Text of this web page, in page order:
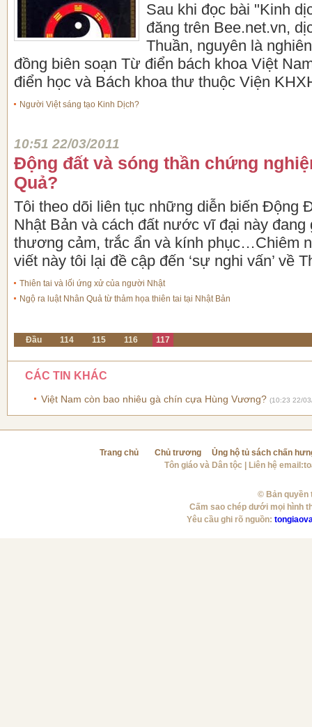
Sau khi đọc bài "Kinh
đăng trên Bee.net.vn,
Thuần, nguyên là
đồng biên soạn Từ điển bách khoa Việt
điển học và Bách khoa thư thuộc Viện
Người Việt sáng tạo Kinh Dịch?
10:51 22/03/2011
Động đất và sóng thần chứng
Quả?
Tôi theo dõi liên tục những diễn biến Động
Nhật Bản và cách đất nước vĩ đại này đang
thương cảm, trắc ẩn và kính phục…Chiêm
viết này tôi lại đề cập đến ‘sự nghi vấn’ về
Thiên tai và lối ứng xử của người Nhật
Ngộ ra luật Nhân Quả từ thảm họa thiên tai tại Nhật Bản
Đầu 114 115 116 117
CÁC TIN KHÁC
Việt Nam còn bao nhiêu gà chín cựa Hùng Vương? (10:23 22/
Trang chủ Chủ trương
Ủng hộ tủ sách chấn
Tôn giáo và Dân tộc | Liên hệ email:
© Bản quyền
Cấm sao chép dưới mọi hình
Yêu cầu ghi rõ nguồn: